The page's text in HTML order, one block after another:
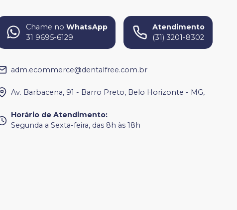
Chame no WhatsApp
31 9695-6129
Atendimento
(31) 3201-8302
adm.ecommerce@dentalfree.com.br
Av. Barbacena, 91 - Barro Preto, Belo Horizonte - MG,
Horário de Atendimento:
Segunda a Sexta-feira, das 8h às 18h